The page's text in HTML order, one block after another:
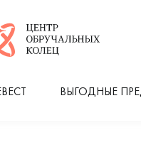
компании
ВЫГОДНЫЕ